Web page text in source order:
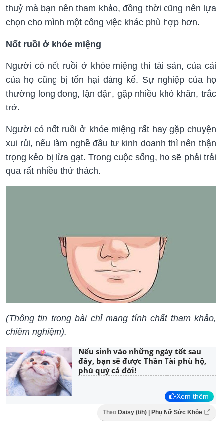
thuỷ mà bạn nên tham khảo, đồng thời cũng nên lựa
chọn cho mình một công việc khác phù hợp hơn.
Nốt ruồi ở khóe miệng
Người có nốt ruồi ở khóe miệng thì tài sản, của cải
của họ cũng bị tổn hại đáng kể. Sự nghiệp của họ
thường long đong, lận đận, gặp nhiều khó khăn, trắc
trở.
Người có nốt ruồi ở khóe miệng rất hay gặp chuyện
xui rủi, nếu làm nghề đầu tư kinh doanh thì nên thận
trọng kẻo bị lừa gạt. Trong cuộc sống, họ sẽ phải trải
qua rất nhiều thử thách.
(Thông tin trong bài chỉ mang tính chất tham khảo,
chiêm nghiệm).
Nếu sinh vào những ngày tốt sau
đây, bạn sẽ được Thần Tài phù hộ,
phú quý cả đời!
Xem thêm
Theo Daisy (t/h) | Phụ Nữ Sức Khỏe